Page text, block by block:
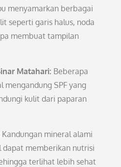
menyamarkan berbagai
seperti garis halus, noda
membuat tampilan
Matahari: Beberapa
mengandung SPF yang
kulit dari paparan
Kandungan mineral alami
dapat memberikan nutrisi
terlihat lebih sehat